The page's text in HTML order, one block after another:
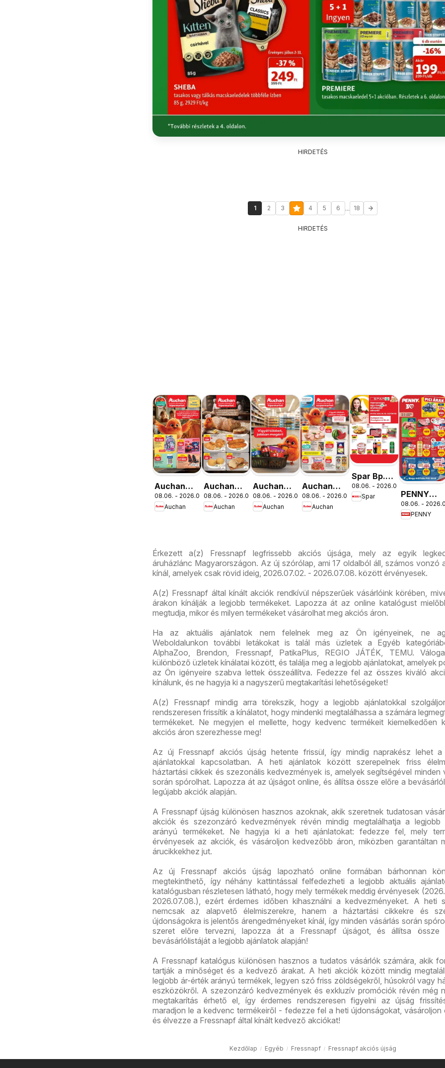
HIRDETÉS
1 2 3 4 5 6 ... 18
HIRDETÉS
Auchan
Iskolakezdés
ajánlatok
08.06. - 2026.08.19.
Auchan
Auchan
Pékség
ajánlataink
08.06. - 2026.08.12.
Auchan
Auchan
Mennyiségi
kedvezmény
08.06. - 2026.08.19.
Auchan
Auchan
Szupermarket
akciós
08.06. - 2026.08.12.
Auchan
Spar Bp.
XIII.
Országbíró
08.06. - 2026.08.12.
Spar
PENNY
aktuális
akciós
08.06. -
PENNY
Érkezett a(z) Fressnapf legfrissebb akciós újsága, mely az egyik
áruházlánc Magyarországon. Az új szórólap, ami 17 oldalból áll, számos vonzó
kínál, amelyek csak rövid ideig, 2026.07.02. - 2026.07.08. között érvényesek.
A(z) Fressnapf által kínált akciók rendkívül népszerűek vásárlóink körében,
árakon kínálják a legjobb termékeket. Lapozza át az online katalógust
megtudja, mikor és milyen termékeket vásárolhat meg akciós áron.
Ha az aktuális ajánlatok nem felelnek meg az Ön igényeinek, ne
Weboldalunkon további letákokat is talál más üzletek a Egyéb
AlphaZoo, Brendon, Fressnapf, PatikaPlus, REGIO JÁTÉK, TEMU.
különböző üzletek kínálatai között, és találja meg a legjobb ajánlatokat, amelyek
az Ön igényeire szabva lettek összeállítva. Fedezze fel az összes kiváló
kínálunk, és ne hagyja ki a nagyszerű megtakarítási lehetőségeket!
A(z) Fressnapf mindig arra törekszik, hogy a legjobb ajánlatokkal
rendszeresen frissítik a kínálatot, hogy mindenki megtalálhassa a számára
termékeket. Ne megyjen el mellette, hogy kedvenc termékeit kiemelkedően
akciós áron szerezhesse meg!
Az új Fressnapf akciós újság hetente frissül, így mindig naprakész lehet a
ajánlatokkal kapcsolatban. A heti ajánlatok között szerepelnek friss
háztartási cikkek és szezonális kedvezmények is, amelyek segítségével minden
során spórolhat. Lapozza át az újságot online, és állítsa össze előre a
legújabb akciók alapján.
A Fressnapf újság különösen hasznos azoknak, akik szeretnek tudatosan
akciók és szezonzáró kedvezmények révén mindig megtalálhatja a legjobb
arányú termékeket. Ne hagyja ki a heti ajánlatokat: fedezze fel, mely
érvényesek az akciók, és vásároljon kedvezőbb áron, miközben garantáltan
árucikkekhez jut.
Az új Fressnapf akciós újság lapozható online formában bárhonnan
megtekinthető, így néhány kattintással felfedezheti a legjobb aktuális
katalógusban részletesen látható, hogy mely termékek meddig érvényesek
2026.07.08.), ezért érdemes időben kihasználni a kedvezményeket. A heti
nemcsak az alapvető élelmiszerekre, hanem a háztartási cikkekre és
újdonságokra is jelentős árengedményeket kínál, így minden vásárlás során
szeret előre tervezni, lapozza át a Fressnapf újságot, és állítsa össze
bevásárlólistáját a legjobb ajánlatok alapján!
A Fressnapf katalógus különösen hasznos a tudatos vásárlók számára, akik
tartják a minőséget és a kedvező árakat. A heti akciók között mindig
legjobb ár-érték arányú termékek, legyen szó friss zöldségekről, húsokról vagy
eszközökről. A szezonzáró kedvezmények és exkluzív promóciók révén még
megtakarítás érhető el, így érdemes rendszeresen figyelni az újság
maradjon le a kedvenc termékeiről - fedezze fel a heti újdonságokat, vásároljon
és élvezze a Fressnapf által kínált kedvező akciókat!
Kezdőlap Egyéb Fressnapf Fressnapf akciós újság